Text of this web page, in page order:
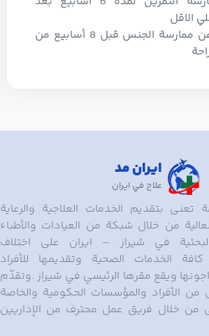
الاقل
الامتناع عن ممارسة الجنس قبل 8 أسابيع من
ایران مد
علاج ﻓﻲ ایران
بتقدیم الخدمات العلاجیة والرعایة
من خلال شبکة من العیادات والأطباء
البحثیة ﻓﻲ شیراز – ایران ﻋﻠﯽ اختلاف
الخدمات الصحیة وتقدیمها للأفراد
ویقع مقرها الرئیسي ﻓﻲ شیراز .وتقدّم
الأفراد والمؤسسات الحکومیة والخاصة
من خلال فریق عمل محترف من الإداریین